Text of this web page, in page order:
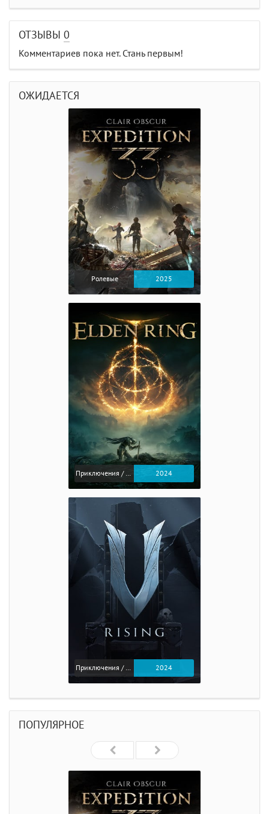
ОТЗЫВЫ 0
Комментариев пока нет. Стань первым!
ОЖИДАЕТСЯ
Ролевые 2025
Приключения / Экшен / Ролевые 2024
Приключения / Экшен 2024
ПОПУЛЯРНОЕ